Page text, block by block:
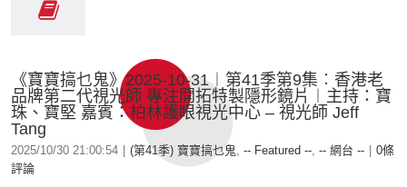
《寶寶搞乜鬼》2025-10-31︱第41季第9集︰香港老
品牌第二代視光師 專注開拓特製隱形鏡片︱主持：寶
珠、寶堅 嘉賓：柏林護眼視光中心 – 視光師 Jeff
Tang
2025/10/30 21:00:54 (第41季) 寶寶搞乜鬼, -- Featured --, -- 網台 --
0條
評論